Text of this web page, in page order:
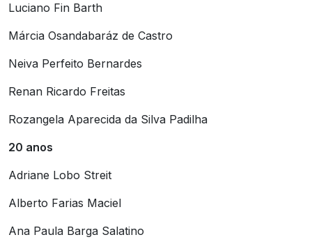
Luciano Fin Barth
Márcia Osandabaráz de Castro
Neiva Perfeito Bernardes
Renan Ricardo Freitas
Rozangela Aparecida da Silva Padilha
20 anos
Adriane Lobo Streit
Alberto Farias Maciel
Ana Paula Barga Salatino